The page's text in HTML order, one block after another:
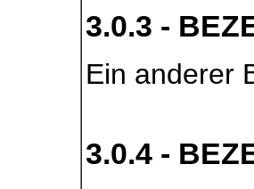
3.0.3 -
Ein anderer
3.0.4 -